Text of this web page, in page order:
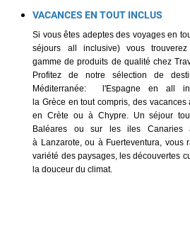
VACANCES EN TOUT INCLUS
Si vous êtes adeptes des voyages en
séjours all inclusive) vous
gamme de produits de qualité chez
Profitez de notre sélection de
Méditerranée: l'Espagne en all
la Grèce en tout compris, des vacances
en Crète ou à Chypre. Un séjour
Baléares ou sur les iles Canaries
à Lanzarote, ou à Fuerteventura, vous
variété des paysages, les découvertes
la douceur du climat.